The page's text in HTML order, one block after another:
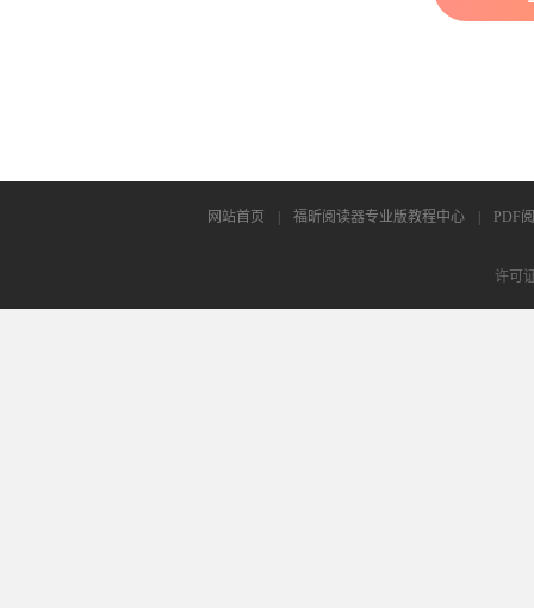
网站首页 福昕阅读器专业版教程中心 PDF
许可